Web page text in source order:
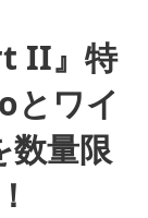
II』特
とワイ
数量限